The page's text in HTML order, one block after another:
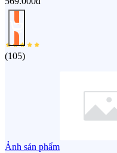
(105)
Ảnh sản phẩm